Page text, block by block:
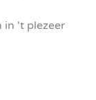
in 't plezeer